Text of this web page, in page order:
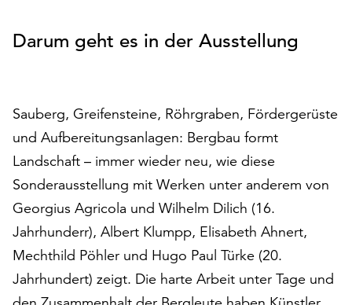
„Alle
akzeptieren“,
Cookies
zu
akzeptieren.
Sie
können
Einverständnis
jederzeit
ändern
und
widerrufen.
Darum geht es in der Ausstellung
Sauberg, Greifensteine, Röhrgraben, Fördergerüste
und Aufbereitungsanlagen: Bergbau formt
Landschaft – immer wieder neu, wie diese
Sonderausstellung mit Werken unter anderem von
Georgius Agricola und Wilhelm Dilich (16.
Jahrhunderr), Albert Klumpp, Elisabeth Ahnert,
Mechthild Pöhler und Hugo Paul Türke (20.
Jahrhundert) zeigt. Die harte Arbeit unter Tage und